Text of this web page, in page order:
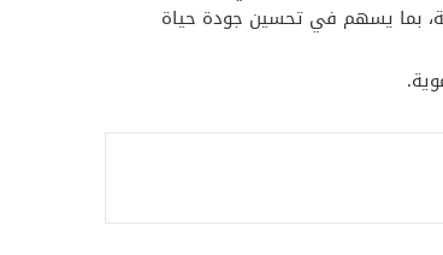
بما يسهم في تحسين جودة حياة